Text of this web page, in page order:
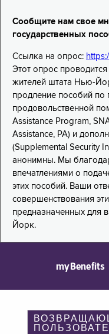
Сообщите нам свое
государственных
Ссылка на опрос:
Этот опрос
жителей штата Нью-
продление пособий
продовольственной
Assistance Program,
Assistance, PA) и
(Supplemental Security
анонимны. Мы
впечатлениями о
этих пособий. Ваши
совершенствования
предназначенных для
Йорк.
myBenefits